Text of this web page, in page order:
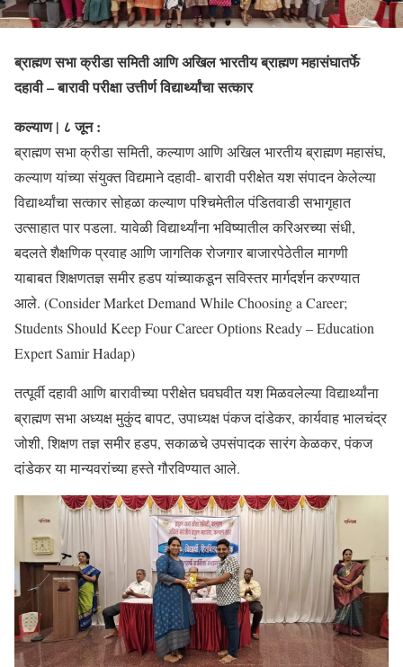
ब्राह्मण सभा क्रीडा समिती आणि अखिल भारतीय ब्राह्मण महासंघातर्फे
दहावी – बारावी परीक्षा उत्तीर्ण विद्यार्थ्यांचा सत्कार
कल्याण | ८ जून :
ब्राह्मण सभा क्रीडा समिती, कल्याण आणि अखिल भारतीय ब्राह्मण महासंघ,
कल्याण यांच्या संयुक्त विद्यमाने दहावी- बारावी परीक्षेत यश संपादन केलेल्या
विद्यार्थ्यांचा सत्कार सोहळा कल्याण पश्चिमेतील पंडितवाडी सभागृहात
उत्साहात पार पडला. यावेळी विद्यार्थ्यांना भविष्यातील करिअरच्या संधी,
बदलते शैक्षणिक प्रवाह आणि जागतिक रोजगार बाजारपेठेतील मागणी
याबाबत शिक्षणतज्ञ समीर हडप यांच्याकडून सविस्तर मार्गदर्शन करण्यात
आले. (Consider Market Demand While Choosing a Career;
Students Should Keep Four Career Options Ready – Education
Expert Samir Hadap)
तत्पूर्वी दहावी आणि बारावीच्या परीक्षेत घवघवीत यश मिळवलेल्या विद्यार्थ्यांना
ब्राह्मण सभा अध्यक्ष मुकुंद बापट, उपाध्यक्ष पंकज दांडेकर, कार्यवाह भालचंद्र
जोशी, शिक्षण तज्ञ समीर हडप, सकाळचे उपसंपादक सारंग केळकर, पंकज
दांडेकर या मान्यवरांच्या हस्ते गौरविण्यात आले.